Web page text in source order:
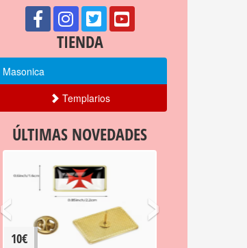
TIENDA
Masonica
Templarios
ÚLTIMAS NOVEDADES
10€
‹ ›